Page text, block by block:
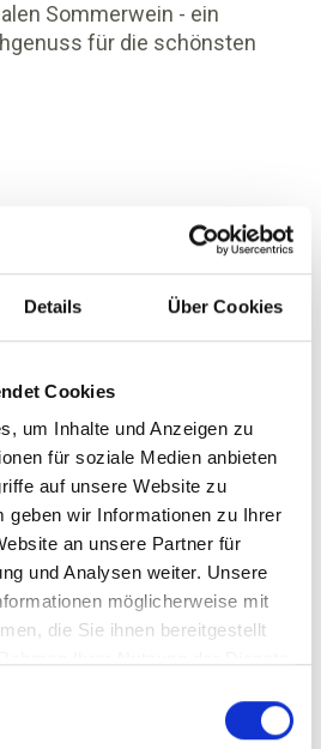
Details Über Cookies
Cookies
um Inhalte und Anzeigen zu
für soziale Medien anbieten
auf unsere Website zu
geben wir Informationen zu Ihrer
an unsere Partner für
und Analysen weiter. Unsere
möglicherweise mit
die Sie ihnen bereitgestellt
Sommerwein - ein
für die schönsten
Young Poets, Allday